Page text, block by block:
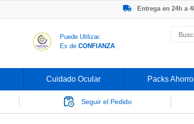
Entrega en 24h a
Nº1 en Opinión de los
Puede Utilizar.
Es de CONFIANZA.
Cuidado Ocular Packs Ahorro
Seguir el Pedido